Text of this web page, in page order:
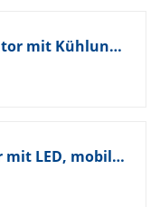
Levoit Leiser Ventilator mit Kühlung - Turmventilator mit Fernbedienung - Oszillierender Säulenventilator mit Fortschrittlichem Schlafmodus - 5 Geschwindigkeiten 4 Modi 12 Std Timer - Mattgrau 92 cm
tectake® Luftkühler mit LED, mobile Klimaanlage ohne Abluftschlauch, Ventilator mit Wasserkühlung, Klimagerät, Air Conditioner, Tischventilator und Luftbefeuchter in einem, Mini Klimaanlage - weiß